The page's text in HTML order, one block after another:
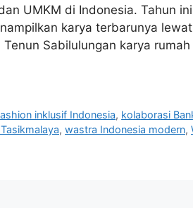
UMKM di Indonesia. Tahun
karya terbarunya lewat
Sabilulungan karya
inklusif Indonesia, kolaborasi
, wastra Indonesia modern,